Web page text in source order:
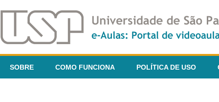
SOBRE COMO FUNCIONA POLÍTICA DE USO